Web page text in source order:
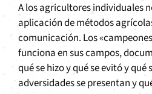
A los agricultores individuales
aplicación de métodos
comunicación. Los
funciona en sus campos,
qué se hizo y qué se evitó y qué
adversidades se presentan y